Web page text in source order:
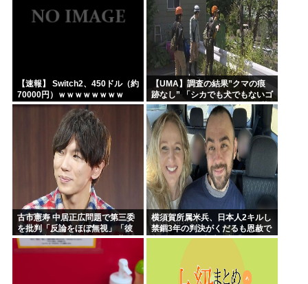
【速報】 Switch2、450ドル（約
70000円）ｗｗｗｗｗｗｗｗ
【UMA】調査の結果”クマの痕
跡なし” 「シカでも犬でもないゴ
ロンとして黒い動物を見た」 札
幌市清田区
古市憲寿 中居正広問題で第三委
を批判「反論をほぼ無視」「彼
らが一方的に言ったことが世の
中に定着してしまう」橋下徹も
横須賀所属米兵、日本人2キルし
禁錮3年の判決がくだるも恩赦で
釈放！ニュー速愛国者「辺野